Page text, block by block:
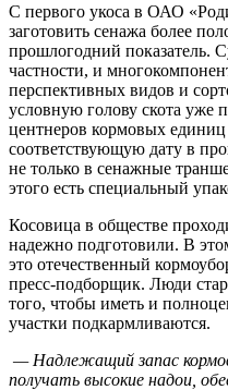
С первого укоса в ОАО
заготовить сенажа более
прошлогодний показатель.
частности, и
перспективных видов и
условную голову скота уже
центнеров кормовых
соответствующую дату в
не только в сенажные
этого есть специальный
Косовица в обществе
надежно подготовили. В
это отечественный
пресс-подборщик. Люди
того, чтобы иметь и
участки подкармливаются.
— Надлежащий запас
получать высокие надои,